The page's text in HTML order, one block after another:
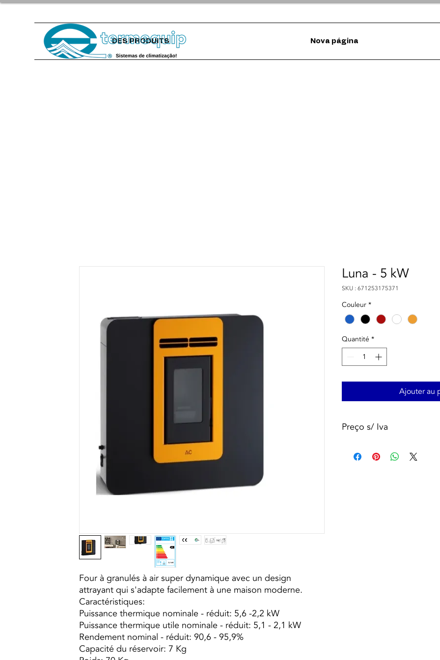
DES PRODUITS Nova página
Four à granulés à air super dynamique avec un design
attrayant qui s'adapte facilement à une maison moderne.
Caractéristiques:
Puissance thermique nominale - réduit: 5,6 -2,2 kW
Puissance thermique utile nominale - réduit: 5,1 - 2,1 kW
Rendement nominal - réduit: 90,6 - 95,9%
Capacité du réservoir: 7 Kg
Luna - 5 kW
SKU : 671253175371
Couleur *
Quantité *
Ajouter au
Preço s/ Iva